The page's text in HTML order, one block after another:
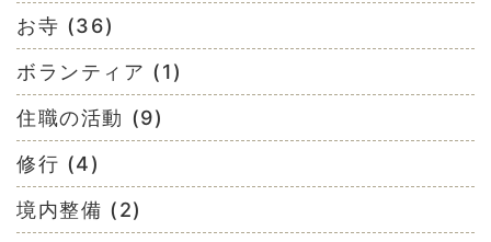
お寺 (36)
ボランティア (1)
住職の活動 (9)
修行 (4)
境内整備 (2)